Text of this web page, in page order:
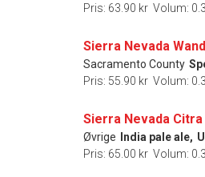
Pris: 63.90 kr Volum:
Sierra Nevada
Sacramento County
Pris: 55.90 kr Volum:
Sierra Nevada
Øvrige India pale ale,
Pris: 65.00 kr Volum: